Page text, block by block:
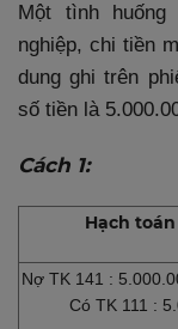
Một tình
nghiệp, chi tiền
dung ghi trên
số tiền là
Cách 1:
Hạch toán
Nợ TK 141 :
Có TK 111 :